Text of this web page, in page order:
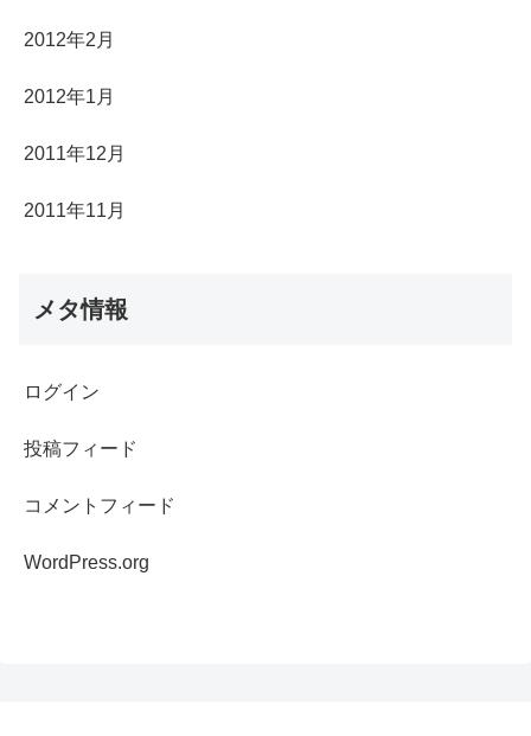
2012年2月
2012年1月
2011年12月
2011年11月
メタ情報
ログイン
投稿フィード
コメントフィード
WordPress.org